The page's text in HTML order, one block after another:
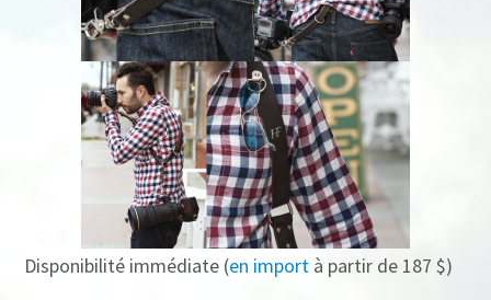
Disponibilité immédiate (en import à partir de 187 $)